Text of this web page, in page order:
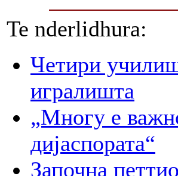
Te nderlidhura:
Четири
игралишта
„Многу е
дијаспората“
Започна